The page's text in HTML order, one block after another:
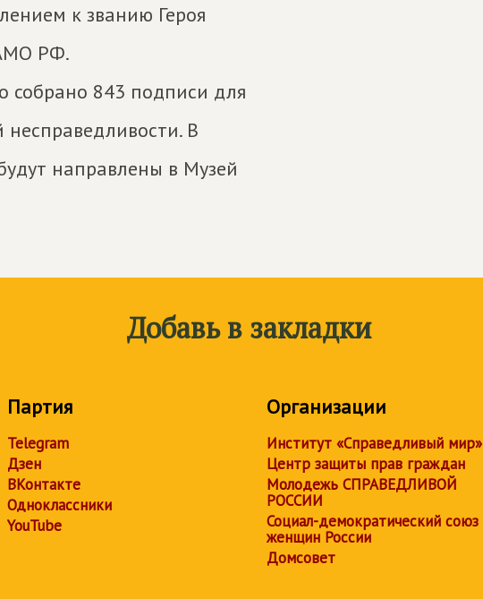
к званию Героя
РФ.
собрано 843 подписи для
несправедливости. В
направлены в Музей
Добавь в закладки
Партия
Telegram
Дзен
ВКонтакте
Одноклассники
YouTube
Организации
Институт «Справедливый мир»
Центр защиты прав граждан
Молодежь СПРАВЕДЛИВОЙ
РОССИИ
Социал-демократический союз
женщин России
Домсовет